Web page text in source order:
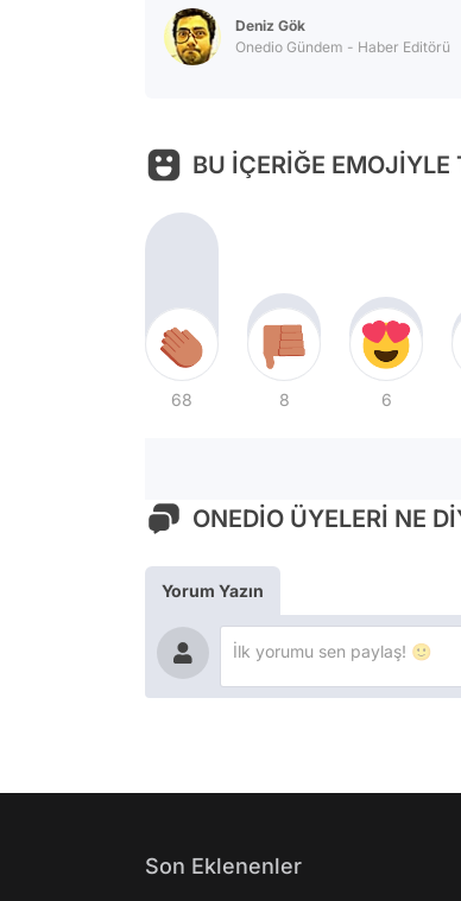
Deniz Gök
Onedio Gündem - Haber Editörü
BU İÇERİĞE EMOJİYLE
68 8 6
ONEDİO ÜYELERİ NE
Yorum Yazın
Son Eklenenler